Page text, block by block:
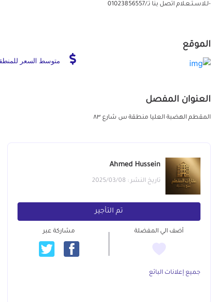
-لـلاسـتـعـلام اتصل بنا تـ/01023856557
الموقع
متوسط السعر
العنوان المفصل
المقطم الهضبة العليا منطقة س شارع ٨٣
Ahmed Hussein
تاريخ النشر : 2025/03/08
تم التأجير
أضف الي المفضلة مشاركة عبر
جميع إعلانات البائع